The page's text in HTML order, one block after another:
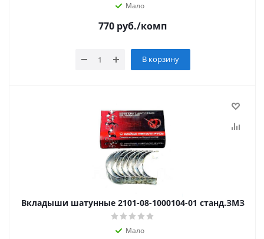
Мало
770 руб./комп
В корзину
Вкладыши шатунные 2101-08-1000104-01 станд.ЗМЗ
Мало